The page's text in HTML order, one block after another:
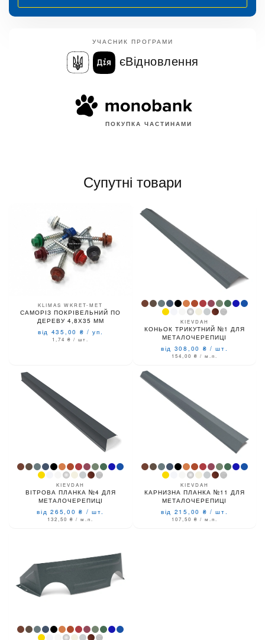
УЧАСНИК ПРОГРАМИ
єВідновлення
ПОКУПКА ЧАСТИНАМИ
Супутні товари
KLIMAS WKRET-MET
САМОРІЗ ПОКРІВЕЛЬНИЙ ПО
ДЕРЕВУ 4,8Х35 ММ
від 435,00 ₴ / уп.
1,74₴ / шт.
KIEVDAH
КОНЬОК ТРИКУТНИЙ №1 ДЛЯ
МЕТАЛОЧЕРЕПИЦІ
від 308,00 ₴ / шт.
154,00 ₴ / м.п.
KIEVDAH
ВІТРОВА ПЛАНКА №4 ДЛЯ
МЕТАЛОЧЕРЕПИЦІ
від 265,00₴ / шт.
132,50₴ / м.п.
KIEVDAH
КАРНИЗНА ПЛАНКА №11 ДЛЯ
МЕТАЛОЧЕРЕПИЦІ
від 215,00 ₴ / шт.
107,50 ₴ / м.п.